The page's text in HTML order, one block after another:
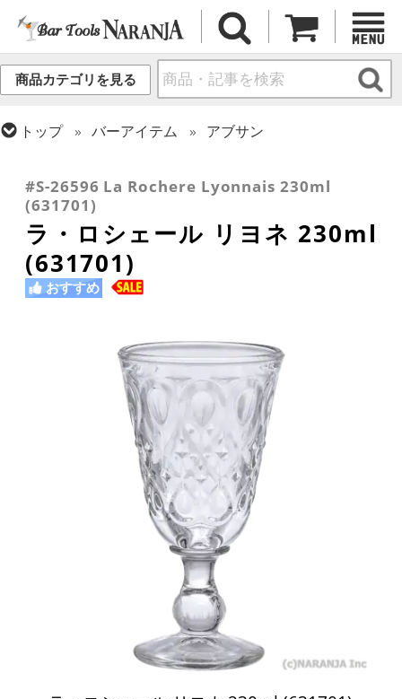
商品カテゴリを見る
トップ バーアイテム
アブサン
ラ・ロシェール
#S-26596 La Rochere Lyonnais 230ml
(631701)
ラ・ロシェール リヨネ 230ml
(631701)
おすすめ